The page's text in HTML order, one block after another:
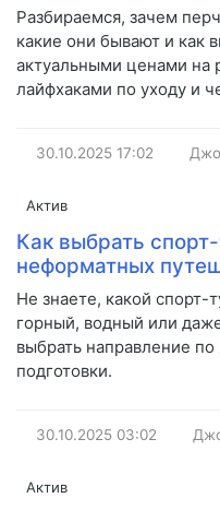
Разбираемся, зачем
какие они бывают и как
актуальными ценами на
лайфхаками по уходу и
30.10.2025 17:02
Актив
Как выбрать
неформатных
Не знаете, какой
горный, водный или
выбрать направление
подготовки.
30.10.2025 03:02
Актив